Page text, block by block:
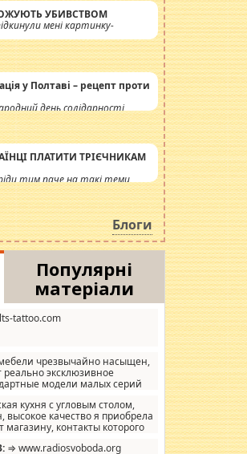
УБИВСТВОМ
мені картинку-
у Полтаві – рецепт проти
день солідарності
ПЛАТИТИ ТРІЄЧНИКАМ
тим паче на такі теми,
Обурюють сьогоднішні
стипендіального питання.
ще одна соціальна
Блоги
Популярні
матеріали
tattoo.com
чрезвычайно насыщен,
эксклюзивное
модели малых серий
формы, в MebelOk,
- со вкусом все в порядке,
мебель, а это не
кухня с угловым столом,
высокое качество я приобрела
магазину, контакты которого
⇒ www.radiosvoboda.org